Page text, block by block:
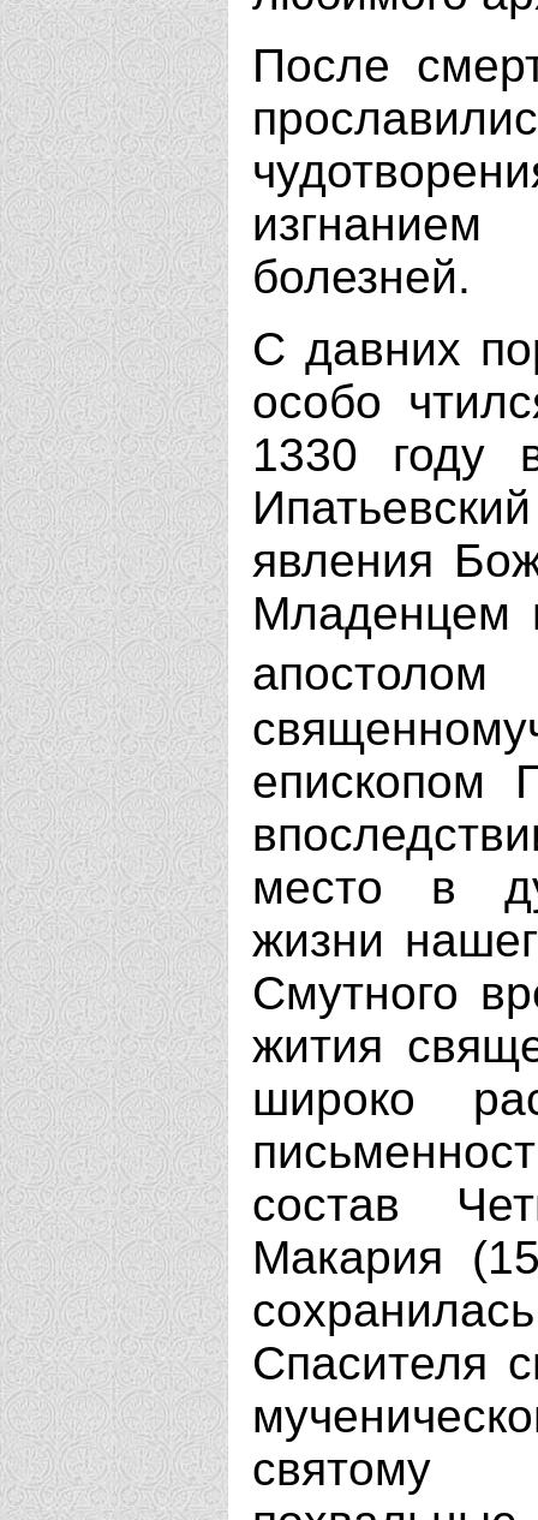
После
болезней.
С давних
особо
1330 году
явления
Младенцем
епископом
место в
жизни
Смутного
жития
широко
состав
Макария
Спасителя
святому